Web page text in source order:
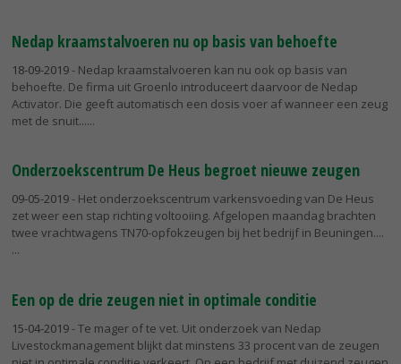
Nedap kraamstalvoeren nu op basis van behoefte
18-09-2019- Nedap kraamstalvoeren kan nu ook op basis van
behoefte. De firma uit Groenlo introduceert daarvoor de Nedap
Activator. Die geeft automatisch een dosis voer af wanneer een zeug
met de snuit...
Onderzoekscentrum De Heus begroet nieuwe zeugen
09-05-2019- Het onderzoekscentrum varkensvoeding van De Heus
zet weer een stap richting voltooiing. Afgelopen maandag brachten
twee vrachtwagens TN70-opfokzeugen bij het bedrijf in Beuningen....
Een op de drie zeugen niet in optimale conditie
15-04-2019- Te mager of te vet. Uit onderzoek van Nedap
Livestockmanagement blijkt dat minstens 33 procent van de zeugen